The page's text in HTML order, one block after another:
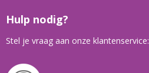
Hulp nodig?
Stel je vraag aan onze klantenservice: